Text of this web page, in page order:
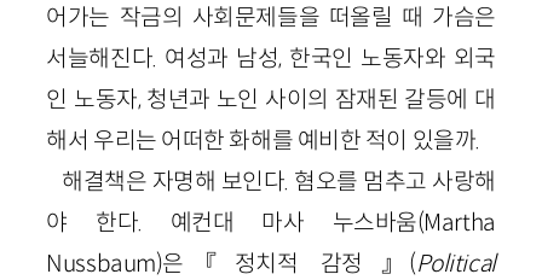
어가는 작금의 사회문제들을 떠올릴 때 가슴은
서늘해진다. 여성과 남성, 한국인 노동자와 외국
인 노동자, 청년과 노인 사이의 잠재된 갈등에 대
해서 우리는 어떠한 화해를 예비한 적이 있을까.
해결책은 자명해 보인다. 혐오를 멈추고 사랑해
야 한다. 예컨대 마사 누스바움(Martha
Nussbaum)은 『정치적 감정』(Political